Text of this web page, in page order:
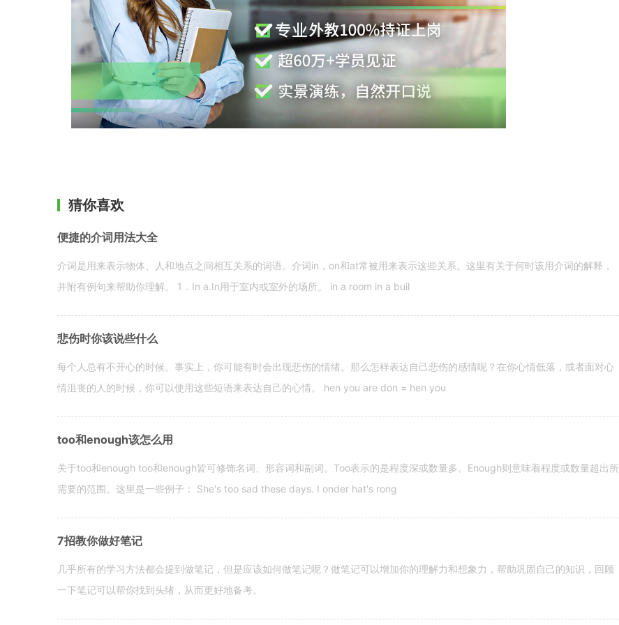
猜你喜欢
便捷的介词用法大全
介词是用来表示物体、人和地点之间相互关系的词语。介词in，on和at常被用来表示这些关系。这里有关于何时该用介词的解释，
并附有例句来帮助你理解。 1．In a.In用于室内或室外的场所。 in a room in a buil
悲伤时你该说些什么
每个人总有不开心的时候。事实上，你可能有时会出现悲伤的情绪。那么怎样表达自己悲伤的感情呢？在你心情低落，或者面对心
情沮丧的人的时候，你可以使用这些短语来表达自己的心情。 hen you are don = hen you
too和enough该怎么用
关于too和enough too和enough皆可修饰名词、形容词和副词。Too表示的是程度深或数量多。Enough则意味着程度或数量超出所
需要的范围。这里是一些例子： She's too sad these days. I onder hat's rong
7招教你做好笔记
几乎所有的学习方法都会提到做笔记，但是应该如何做笔记呢？做笔记可以增加你的理解力和想象力，帮助巩固自己的知识，回顾
一下笔记可以帮你找到头绪，从而更好地备考。